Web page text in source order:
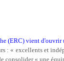
(ERC) vient
: « excellents et
consolider « une